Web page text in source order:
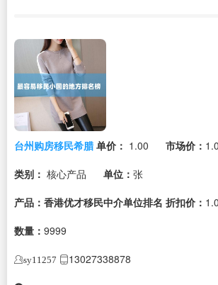
台州购房移民希腊 单价： 1.00 市场价：
类别： 核心产品 单位： 张
产品：香港优才移民中介单位排名 折扣价：
数量： 9999
sy11257 13027338878